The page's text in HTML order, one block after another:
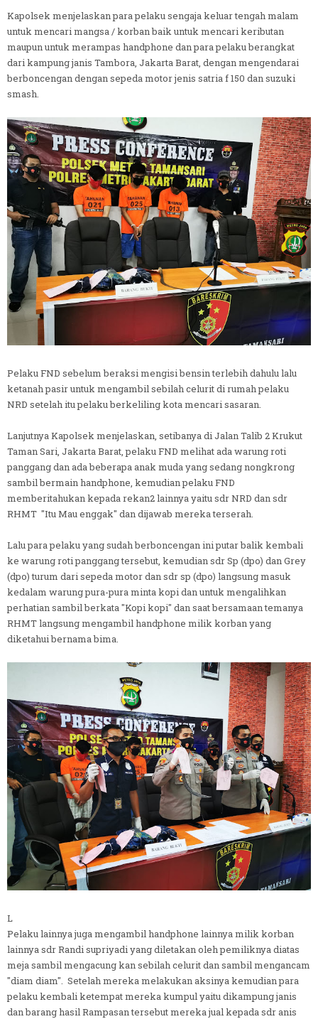
Kapolsek menjelaskan para pelaku sengaja keluar tengah malam
untuk mencari mangsa / korban baik untuk mencari keributan
maupun untuk merampas handphone dan para pelaku berangkat
dari kampung janis Tambora, Jakarta Barat, dengan mengendarai
berboncengan dengan sepeda motor jenis satria f 150 dan suzuki
smash.
Pelaku FND sebelum beraksi mengisi bensin terlebih dahulu lalu
ketanah pasir untuk mengambil sebilah celurit di rumah pelaku
NRD setelah itu pelaku berkeliling kota mencari sasaran.
Lanjutnya Kapolsek menjelaskan, setibanya di Jalan Talib 2 Krukut
Taman Sari, Jakarta Barat, pelaku FND melihat ada warung roti
panggang dan ada beberapa anak muda yang sedang nongkrong
sambil bermain handphone, kemudian pelaku FND
memberitahukan kepada rekan2 lainnya yaitu sdr NRD dan sdr
RHMT "Itu Mau enggak" dan dijawab mereka terserah.
Lalu para pelaku yang sudah berboncengan ini putar balik kembali
ke warung roti panggang tersebut, kemudian sdr Sp (dpo) dan Grey
(dpo) turum dari sepeda motor dan sdr sp (dpo) langsung masuk
kedalam warung pura-pura minta kopi dan untuk mengalihkan
perhatian sambil berkata "Kopi kopi" dan saat bersamaan temanya
RHMT langsung mengambil handphone milik korban yang
diketahui bernama bima.
L
Pelaku lainnya juga mengambil handphone lainnya milik korban
lainnya sdr Randi supriyadi yang diletakan oleh pemiliknya diatas
meja sambil mengacung kan sebilah celurit dan sambil mengancam
"diam diam". Setelah mereka melakukan aksinya kemudian para
pelaku kembali ketempat mereka kumpul yaitu dikampung janis
dan barang hasil Rampasan tersebut mereka jual kepada sdr anis